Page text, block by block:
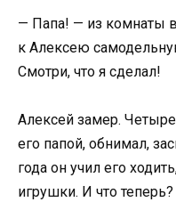
— Папа! — из комнаты
к Алексею
Смотри, что я сделал!
Алексей замер.
его папой, обнимал,
года он учил его
игрушки. И что